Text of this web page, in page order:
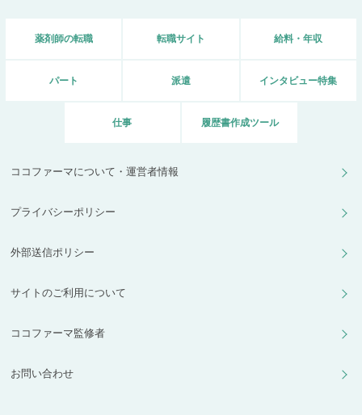
薬剤師の転職 転職サイト 給料・年収
パート 派遣 インタビュー特集
仕事 履歴書作成ツール
ココファーマについて・運営者情報
プライバシーポリシー
外部送信ポリシー
サイトのご利用について
ココファーマ監修者
お問い合わせ